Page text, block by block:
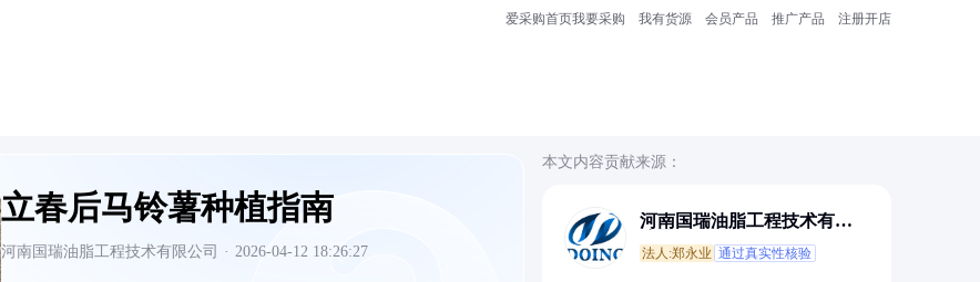
爱采购首页我要采购 我有货源 会员产品 推广产品 注册开店
立春后马铃薯种植指南
河南国瑞油脂工程技术有限公司 · 2026-04-12 18:26:27
本文内容贡献来源：
河南国瑞油脂工程技术有限
法人:郑永业 通过真实性核验